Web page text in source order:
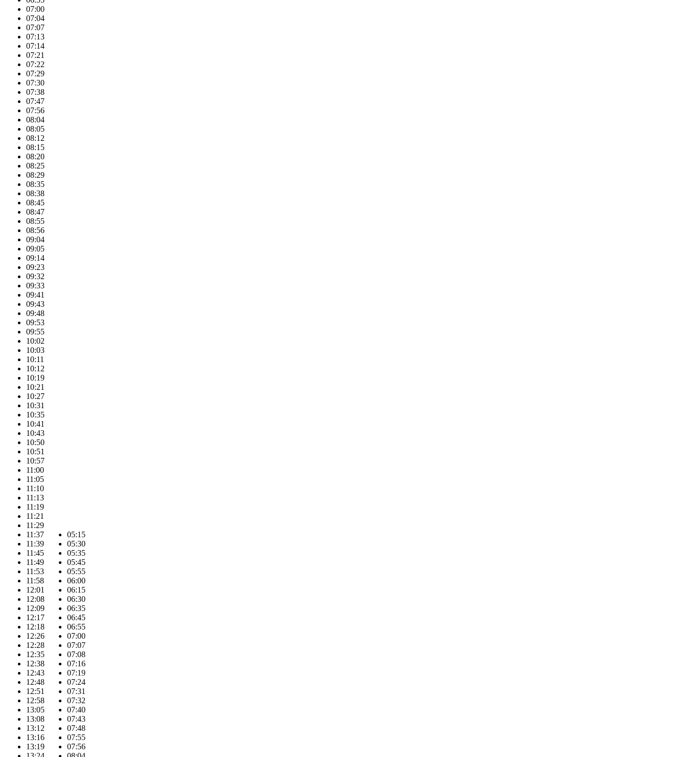
07:00
07:04
07:07
07:13
07:14
07:21
07:22
07:29
07:30
07:38
07:47
07:56
08:04
08:05
08:12
08:15
08:20
08:25
08:29
08:35
08:38
08:45
08:47
08:55
08:56
09:04
09:05
09:14
09:23
09:32
09:33
09:41
09:43
09:48
09:53
09:55
10:02
10:03
10:11
10:12
10:19
10:21
10:27
10:31
10:35
10:41
10:43
10:50
10:51
10:57
11:00
11:05
11:10
11:13
11:19
11:21
11:29
11:37
11:39
11:45
11:49
11:53
11:58
12:01
12:08
12:09
12:17
12:18
12:26
12:28
12:35
12:38
12:43
12:48
12:51
12:58
13:05
13:08
13:12
13:16
13:19
05:15
05:30
05:35
05:45
05:55
06:00
06:15
06:30
06:35
06:45
06:55
07:00
07:07
07:08
07:16
07:19
07:24
07:31
07:32
07:40
07:43
07:48
07:55
07:56